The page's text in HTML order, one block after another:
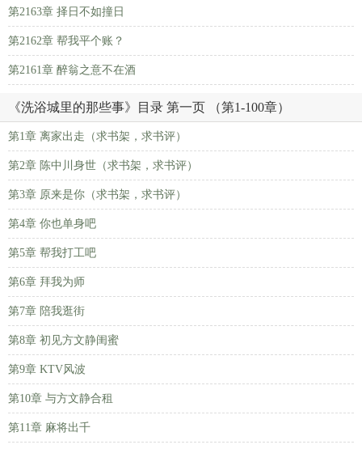
第2163章 择日不如撞日
第2162章 帮我平个账？
第2161章 醉翁之意不在酒
《洗浴城里的那些事》目录 第一页 （第1-100章）
第1章 离家出走（求书架，求书评）
第2章 陈中川身世（求书架，求书评）
第3章 原来是你（求书架，求书评）
第4章 你也单身吧
第5章 帮我打工吧
第6章 拜我为师
第7章 陪我逛街
第8章 初见方文静闺蜜
第9章 KTV风波
第10章 与方文静合租
第11章 麻将出千